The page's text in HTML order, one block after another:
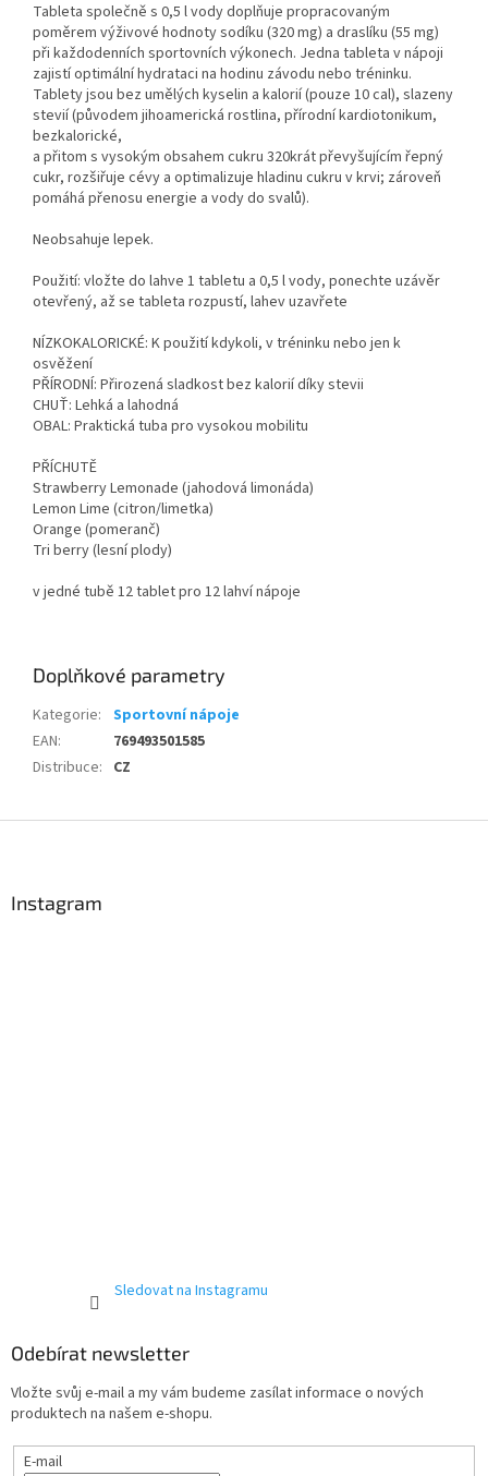
Tableta společně s 0,5 l vody doplňuje propracovaným
poměrem výživové hodnoty sodíku (320 mg) a draslíku (55 mg)
při každodenních sportovních výkonech. Jedna tableta v nápoji
zajistí optimální hydrataci na hodinu závodu nebo tréninku.
Tablety jsou bez umělých kyselin a kalorií (pouze 10 cal), slazeny
stevií (původem jihoamerická rostlina, přírodní kardiotonikum,
bezkalorické,
a přitom s vysokým obsahem cukru 320krát převyšujícím řepný
cukr, rozšiřuje cévy a optimalizuje hladinu cukru v krvi; zároveň
pomáhá přenosu energie a vody do svalů).
Neobsahuje lepek.
Použití: vložte do lahve 1 tabletu a 0,5 l vody, ponechte uzávěr
otevřený, až se tableta rozpustí, lahev uzavřete
NÍZKOKALORICKÉ: K použití kdykoli, v tréninku nebo jen k
osvěžení
PŘÍRODNÍ: Přirozená sladkost bez kalorií díky stevii
CHUŤ: Lehká a lahodná
OBAL: Praktická tuba pro vysokou mobilitu
PŘÍCHUTĚ
Strawberry Lemonade (jahodová limonáda)
Lemon Lime (citron/limetka)
Orange (pomeranč)
Tri berry (lesní plody)
v jedné tubě 12 tablet pro 12 lahví nápoje
Doplňkové parametry
Kategorie: Sportovní nápoje
EAN:
769493501585
Distribuce: CZ
Instagram
Sledovat na Instagramu
Odebírat newsletter
Vložte svůj e-mail a my vám budeme zasílat informace o nových
produktech na našem e-shopu.
E-mail